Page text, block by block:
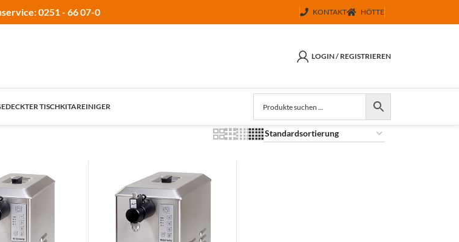
0251 - 66 07-0 KONTAKT HÖTTE
LOGIN / REGISTRIEREN
TISCHKITAREINIGER